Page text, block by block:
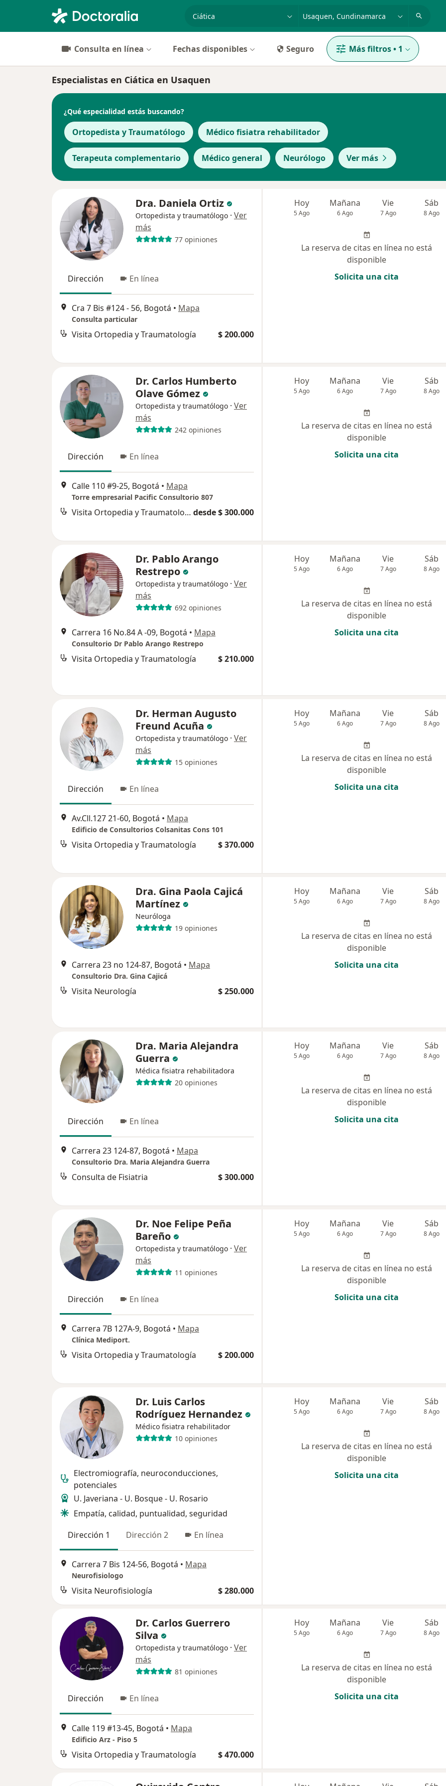
especialidad, enfermedad o nombre
Consulta en línea Fechas disponibles Seguro Más filtros• 1
Especialistas en Ciática en Usaquen
¿Qué especialidad estás buscando?
Ortopedista y Traumatólogo Médico fisiatra rehabilitador
Terapeuta complementario Médico general Neurólogo Ver más
Dra. Daniela Ortiz
Ortopedista y traumatólogo · Ver
más
77 opiniones
Dirección En línea
Cra 7 Bis #124 - 56, Bogotá • Mapa
Consulta particular
Visita Ortopedia y Traumatología $ 200.000
Hoy
5 Ago
Mañana
6 Ago
Vie
7 Ago
Sáb
8 Ago
La reserva de citas en línea no está
disponible
Solicita una cita
Dr. Carlos Humberto
Olave Gómez
Ortopedista y traumatólogo · Ver
más
242 opiniones
Dirección En línea
Calle 110 #9-25, Bogotá • Mapa
Torre empresarial Pacific Consultorio 807
Visita Ortopedia y Traumatología desde $ 300.000
Hoy
5 Ago
Mañana
6 Ago
Vie
7 Ago
Sáb
8 Ago
La reserva de citas en línea no está
disponible
Solicita una cita
Dr. Pablo Arango
Restrepo
Ortopedista y traumatólogo · Ver
más
692 opiniones
Carrera 16 No.84 A -09, Bogotá • Mapa
Consultorio Dr Pablo Arango Restrepo
Visita Ortopedia y Traumatología $ 210.000
Hoy
5 Ago
Mañana
6 Ago
Vie
7 Ago
Sáb
8 Ago
La reserva de citas en línea no está
disponible
Solicita una cita
Dr. Herman Augusto
Freund Acuña
Ortopedista y traumatólogo · Ver
más
15 opiniones
Dirección En línea
Av.Cll.127 21-60, Bogotá • Mapa
Edificio de Consultorios Colsanitas Cons 101
Visita Ortopedia y Traumatología $ 370.000
Hoy
5 Ago
Mañana
6 Ago
Vie
7 Ago
Sáb
8 Ago
La reserva de citas en línea no está
disponible
Solicita una cita
Dra. Gina Paola Cajicá
Martínez
Neuróloga
19 opiniones
Carrera 23 no 124-87, Bogotá • Mapa
Consultorio Dra. Gina Cajicá
Visita Neurología $ 250.000
Hoy
5 Ago
Mañana
6 Ago
Vie
7 Ago
Sáb
8 Ago
La reserva de citas en línea no está
disponible
Solicita una cita
Dra. Maria Alejandra
Guerra
Médica fisiatra rehabilitadora
20 opiniones
Dirección En línea
Carrera 23 124-87, Bogotá • Mapa
Consultorio Dra. Maria Alejandra Guerra
Consulta de Fisiatria $ 300.000
Hoy
5 Ago
Mañana
6 Ago
Vie
7 Ago
Sáb
8 Ago
La reserva de citas en línea no está
disponible
Solicita una cita
Dr. Noe Felipe Peña
Bareño
Ortopedista y traumatólogo · Ver
más
11 opiniones
Dirección En línea
Carrera 7B 127A-9, Bogotá • Mapa
Clínica Mediport.
Visita Ortopedia y Traumatología $ 200.000
Hoy
5 Ago
Mañana
6 Ago
Vie
7 Ago
Sáb
8 Ago
La reserva de citas en línea no está
disponible
Solicita una cita
Dr. Luis Carlos
Rodríguez Hernandez
Médico fisiatra rehabilitador
10 opiniones
Electromiografía, neuroconducciones,
potenciales
U. Javeriana - U. Bosque - U. Rosario
Empatía, calidad, puntualidad, seguridad
Dirección 1
Dirección 2 En línea
Carrera 7 Bis 124-56, Bogotá • Mapa
Neurofisiologo
Visita Neurofisiología $ 280.000
Hoy
5 Ago
Mañana
6 Ago
Vie
7 Ago
Sáb
8 Ago
La reserva de citas en línea no está
disponible
Solicita una cita
Dr. Carlos Guerrero
Silva
Ortopedista y traumatólogo · Ver
más
81 opiniones
Dirección En línea
Calle 119 #13-45, Bogotá • Mapa
Edificio Arz - Piso 5
Visita Ortopedia y Traumatología $ 470.000
Hoy
5 Ago
Mañana
6 Ago
Vie
7 Ago
Sáb
8 Ago
La reserva de citas en línea no está
disponible
Solicita una cita